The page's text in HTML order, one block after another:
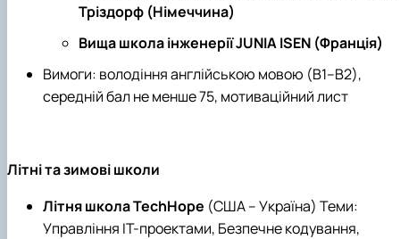
Тріздорф (Німеччина)
Вища школа інженерії JUNIA ISEN (Франція)
Вимоги: володіння англійською мовою (B1–B2),
середній бал не менше 75, мотиваційний лист
Літні та зимові школи
Літня школа TechHope (США – Україна) Теми:
Управління ІТ-проектами, Безпечне кодування,